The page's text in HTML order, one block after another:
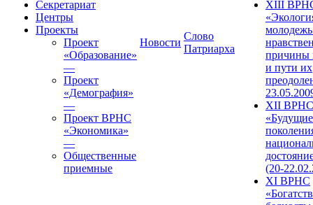
Секретариат
Центры
Проекты
Проект
«Образование»
—
Проект
«Демография»
—
Проект ВРНС
«Экономика»
—
Общественные
приемные
Новости
Слово
Патриарха
XIII
причины
и пути их
XII ВРНС
«Будущие
(20-
XI ВРНС